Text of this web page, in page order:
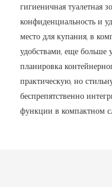
гигиеничная туалетная
конфиденциальность и
место для купания, в
удобствами, еще
планировка
практическую, но
беспрепятственно
функции в компактном